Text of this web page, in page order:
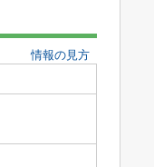
情報の見方